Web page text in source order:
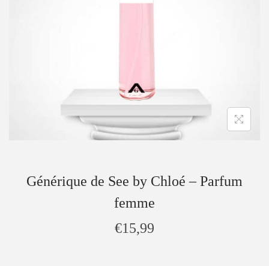
Générique de See by Chloé – Parfum
femme
€15,99